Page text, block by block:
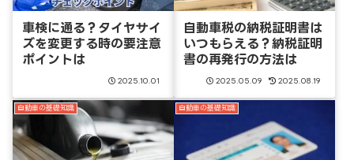
車検に通る？タイヤサイ
ズを変更する時の要注意
ポイントは
2025.10.01
自動車税の納税証明書は
いつもらえる？納税証明
書の再発行の方法は
2025.05.09 2025.08.19
自動車の基礎知識 自動車の基礎知識